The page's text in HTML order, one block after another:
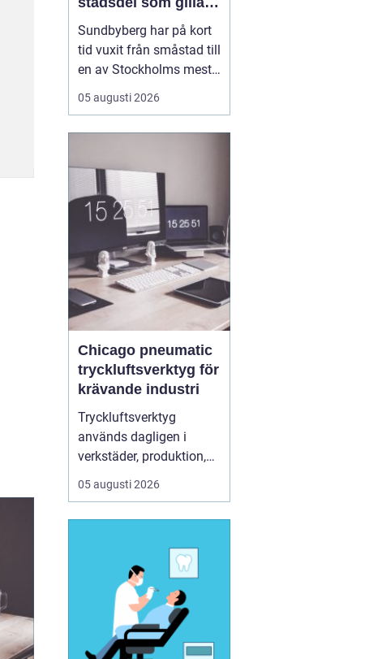
mat, sport och
spontana möten
Sundbyberg har på kort
tid vuxit från småstad till
en av Stockholms mest
levande knutpunkter.
Med nya bostäder,
också restauranglivet
tagit fart. Här blandas
kvarterskrogar, trendiga
bistron och sportbarer
05 augusti 2026
Chicago pneumatic
tryckluftsverktyg för
krävande industri
Tryckluftsverktyg
används dagligen i
verkstäder, produktion,
service och underhåll. De
ska leverera högt
säkra och ergonomiska
för användaren. Chicago
Pneumatic är ett av de
mest etablerade namnen
05 augusti 2026